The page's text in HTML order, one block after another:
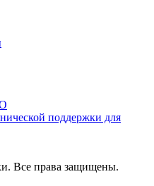
поддержки для
Все права защищены.